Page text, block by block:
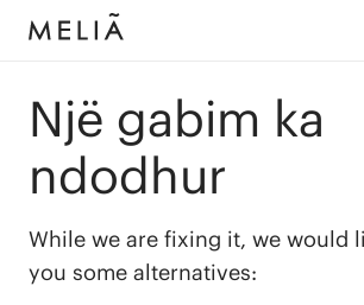
Një gabim ka
ndodhur
While we are fixing it, we would
you some alternatives: